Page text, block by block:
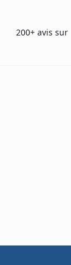
200+ avis sur